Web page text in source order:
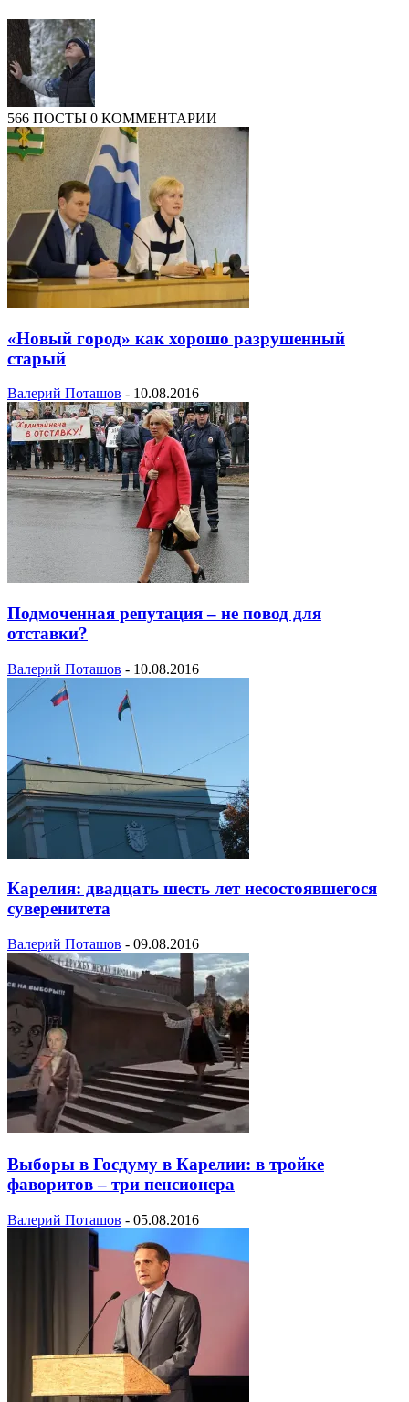
566 ПОСТЫ 0 КОММЕНТАРИИ
«Новый город» как хорошо разрушенный
старый
Валерий Поташов - 10.08.2016
Подмоченная репутация – не повод для
отставки?
Валерий Поташов - 10.08.2016
Карелия: двадцать шесть лет несостоявшегося
суверенитета
Валерий Поташов - 09.08.2016
Выборы в Госдуму в Карелии: в тройке
фаворитов – три пенсионера
Валерий Поташов - 05.08.2016